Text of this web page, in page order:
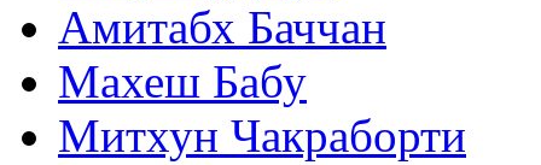
Амитабх Баччан
Махеш Бабу
Митхун Чакраборти